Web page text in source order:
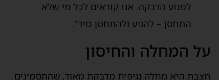
למנוע הדבקה. אנו קוראים לכל מי שלא
התחסן – להגיע ולהתחסן מיד”.
על המחלה והחיסון
חצבת היא מחלה נגיפית מדבקת מאוד, שהתסמינים